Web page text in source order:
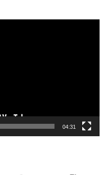
04:31